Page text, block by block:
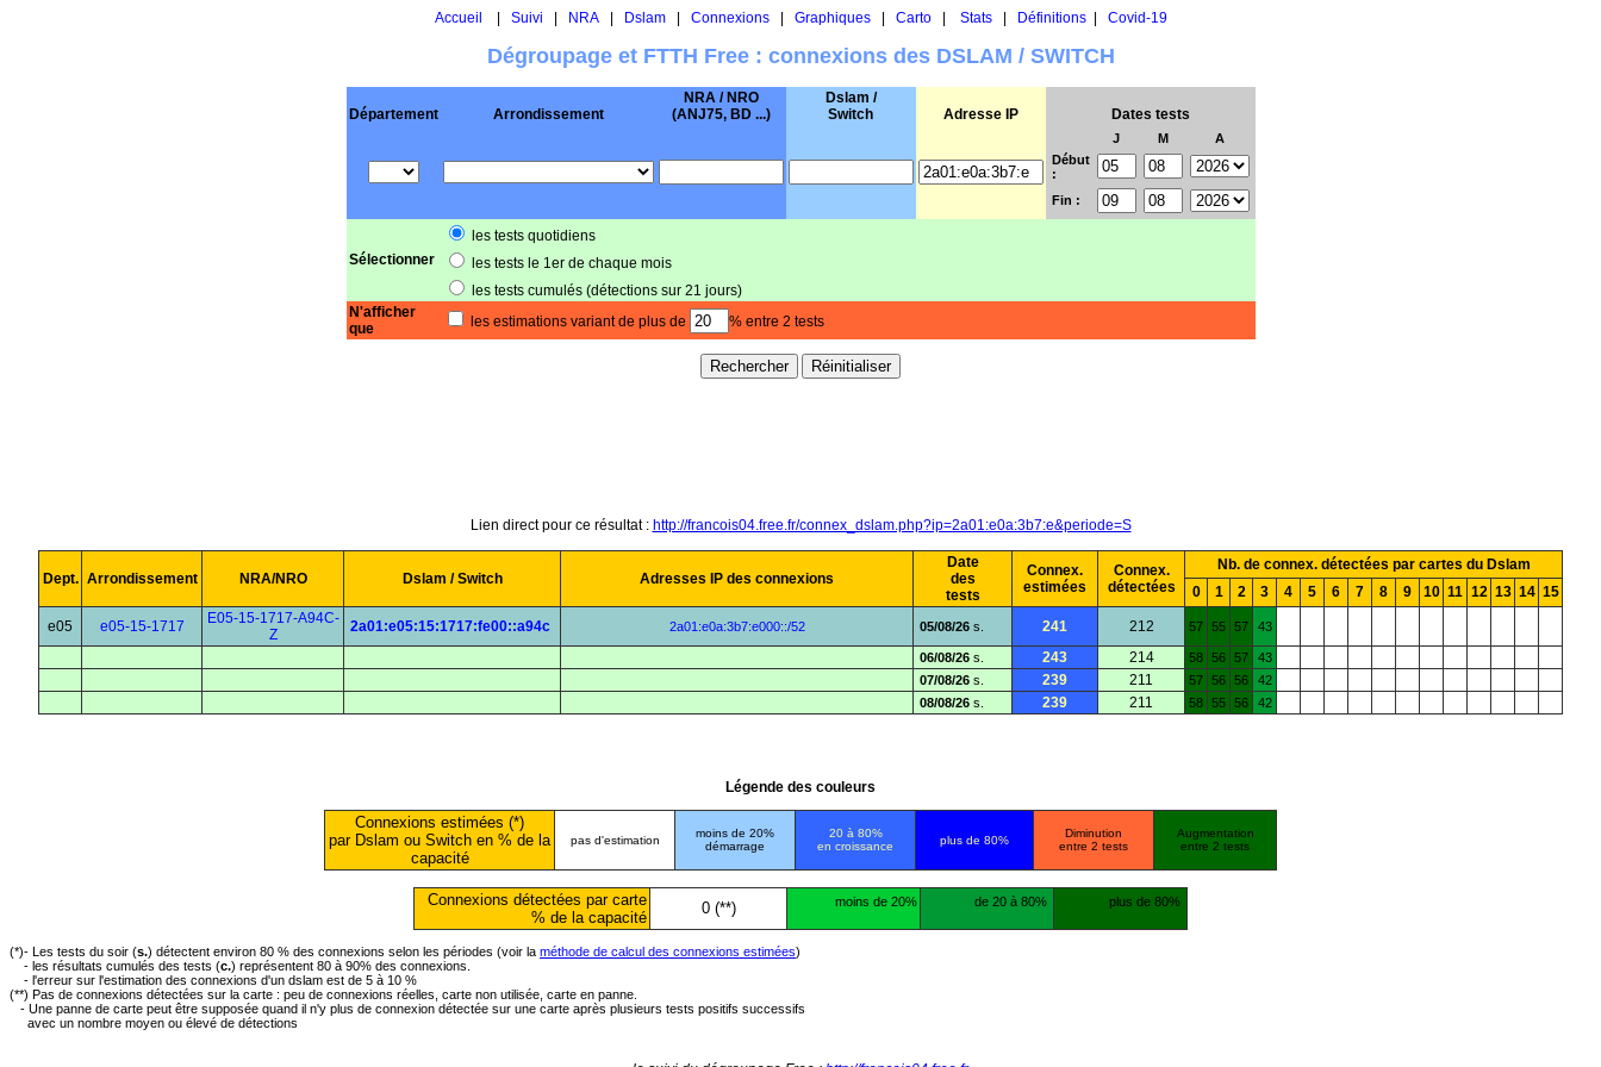
Accueil Suivi NRA| Dslam| Connexions| Graphiques| Carto| Stats| Définitions| Covid-19
Dégroupage et FTTH Free : connexions des DSLAM / SWITCH
Département Arrondissement
NRA / NRO
(ANJ75, BD ...)
Dslam /
Switch
Adresse IP Dates tests
J M
A
Début
:
Fin :
Sélectionner
les tests quotidiens
les tests le 1er de chaque mois
les tests cumulés (détections sur 21 jours)
N'afficher
que
les estimations variant de plus de % entre 2 tests
Lien direct pour ce résultat : http://francois04.free.fr/connex_dslam.php?ip=2a01:e0a:3b7:e&periode=S
Dept. Arrondissement NRA/NRO Dslam / Switch Adresses IP des connexions
Date
des
tests
Connex.
estimées
Connex.
détectées
Nb. de connex. détectées par cartes du Dslam
0
1 2 3 4 5 6 7 8 9 10 11 12 13 14 15
e05 e05-15-1717
E05-15-1717-A94C-
Z
2a01:e05:15:1717:fe00::a94c 2a01:e0a:3b7:e000::/52 05/08/26 s. 241 212 57 55 57 43
06/08/26 s. 243 214 58 56 57
43
07/08/26 s. 239 211 57 56 56
42
08/08/26 s. 239 211 58 55 56 42
Légende des couleurs
Connexions estimées (*)
par Dslam ou Switch en % de la
capacité
pas d'estimation
moins de 20%
démarrage
20 à 80%
en croissance
plus de 80%
Diminution
entre 2 tests
Augmentation
entre 2 tests
Connexions détectées par carte
% de la capacité
0 (**) moins de 20% de 20 à 80% plus de 80%
(*)- Les tests du soir (s.) détectent environ 80 % des connexions selon les périodes (voir la méthode de calcul des connexions estimées)
- les résultats cumulés des tests (c.) représentent 80 à 90% des connexions.
- l'erreur sur l'estimation des connexions d'un dslam est de 5 à 10 %
(**) Pas de connexions détectées sur la carte : peu de connexions réelles, carte non utilisée, carte en panne.
- Une panne de carte peut être supposée quand il n'y plus de connexion détectée sur une carte après plusieurs tests positifs successifs
avec un nombre moyen ou élevé de détections